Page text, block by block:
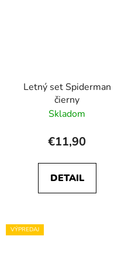
Letný set Spiderman
čierny
Skladom
€11,90
DETAIL
VÝPREDAJ